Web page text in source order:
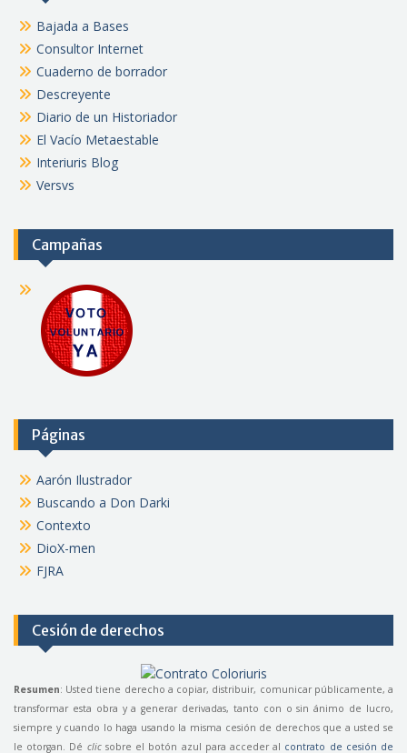
Bajada a Bases
Consultor Internet
Cuaderno de borrador
Descreyente
Diario de un Historiador
El Vacío Metaestable
Interiuris Blog
Versvs
Campañas
Páginas
Aarón Ilustrador
Buscando a Don Darki
Contexto
DioX-men
FJRA
Cesión de derechos
Resumen: Usted tiene derecho a copiar, distribuir, comunicar públicamente, a
transformar esta obra y a generar derivadas, tanto con o sin ánimo de lucro,
siempre y cuando lo haga usando la misma cesión de derechos que a usted se
le otorgan. Dé clicsobre el botón azul para acceder al contrato de cesión de